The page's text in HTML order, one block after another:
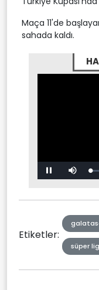
Maça 11'de
sahada kaldı.
Pause Mute
0%
Etiketler:
süper lig